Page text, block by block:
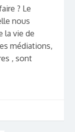
? Le
nous
la vie de
médiations,
, sont